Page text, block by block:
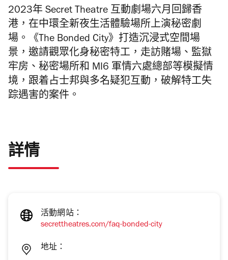
2023年 Secret Theatre 互動劇場六月回歸香
港，在中環全新夜生活體驗場所上演秘密劇
場。《The Bonded City》打造沉浸式空間場
景，邀請觀眾化身秘密特工，走訪賭場、監獄
牢房、秘密場所和 MI6 軍情六處總部等模擬情
境，跟着占士邦與多名疑犯互動，破解特工失
踪遇害的案件。
詳情
活動網站：
secrettheatres.com/faq-bonded-city
地址：